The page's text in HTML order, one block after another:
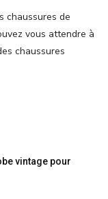
chaussures de
vous attendre à
chaussures
vintage pour